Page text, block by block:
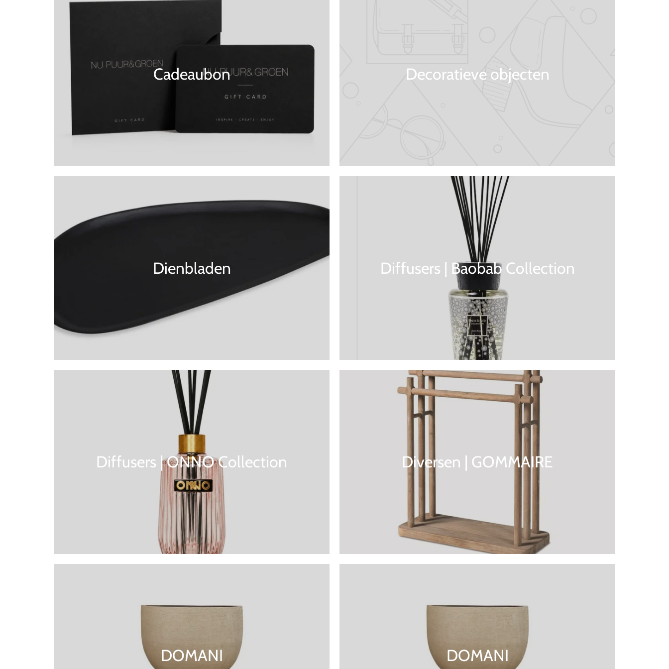
Cadeaubon Decoratieve objecten
Dienbladen Diffusers | Baobab Collection
Diffusers | ONNO Collection Diversen | GOMMAIRE
DOMANI DOMANI